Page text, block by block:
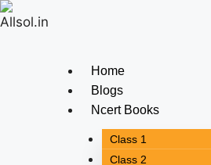
Home
Blogs
Ncert Books
Class 1
Class 2